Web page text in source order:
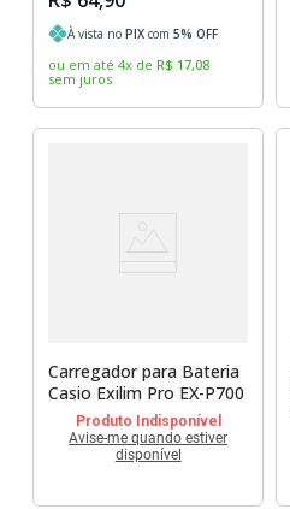
À vista noPIX com5% OFF
ou em até 4x de R$ 17,08
sem juros
Carregador para Bateria
Casio Exilim Pro EX-P700
Produto Indisponível
Avise-me quando estiver
disponível